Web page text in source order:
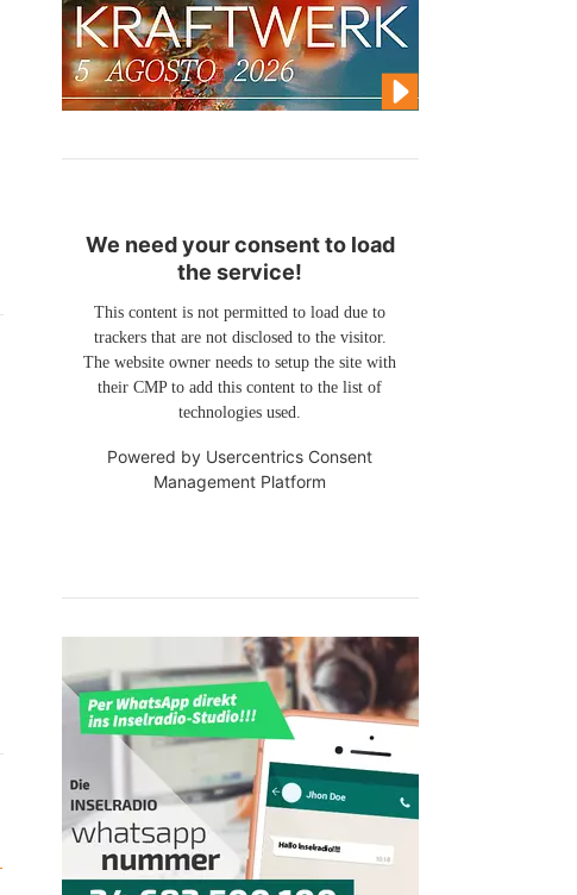
We need your consent to load
the service!
This content is not permitted to load due to
trackers that are not disclosed to the visitor.
The website owner needs to setup the site with
their CMP to add this content to the list of
technologies used.
Powered by Usercentrics Consent
Management Platform